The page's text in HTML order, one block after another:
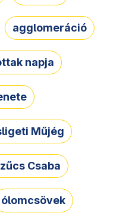
agglomeráció
napja
Műjég
Csaba
ólomcsövek